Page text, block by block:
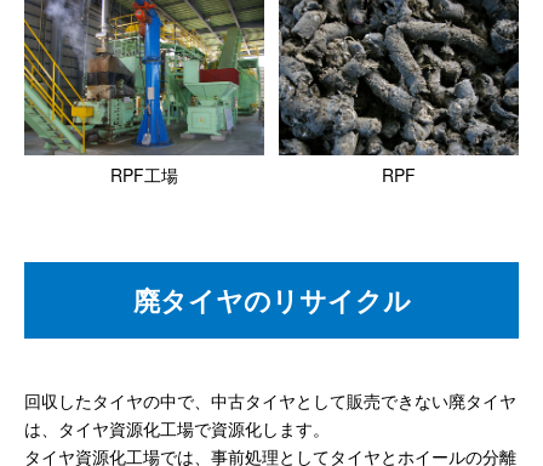
RPF工場 RPF
廃タイヤのリサイクル
回収したタイヤの中で、中古タイヤとして販売できない廃タイヤ
は、タイヤ資源化工場で資源化します。
タイヤ資源化工場では、事前処理としてタイヤとホイールの分離